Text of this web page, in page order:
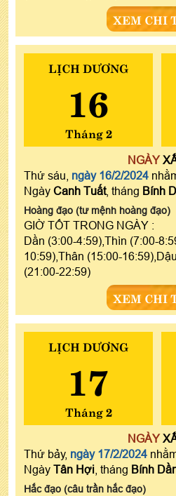
XEM CHI
LỊCH DƯƠNG
16
Tháng 2
NGÀY
Thứ sáu, ngày 16/2/2024
Ngày Canh Tuất, tháng Bính
Hoàng đạo (tư mệnh hoàng đạo)
GIỜ TỐT TRONG NGÀY :
Dần (3:00-4:59),Thìn (7:00-
10:59),Thân (15:00-
(21:00-22:59)
XEM CHI
LỊCH DƯƠNG
17
Tháng 2
NGÀY
Thứ bảy, ngày 17/2/2024
Ngày Tân Hợi , tháng Bính
Hắc đạo (câu trần hắc đạo)